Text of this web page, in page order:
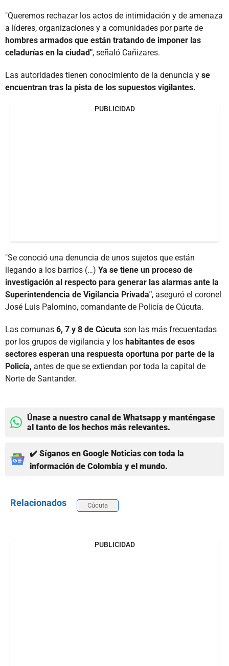
"Queremos rechazar los actos de intimidación y de amenaza
a líderes, organizaciones y a comunidades por parte de
hombres armados que están tratando de imponer las
celadurías en la ciudad", señaló Cañizares.
Las autoridades tienen conocimiento de la denuncia y se
encuentran tras la pista de los supuestos vigilantes.
PUBLICIDAD
"Se conoció una denuncia de unos sujetos que están
llegando a los barrios (…) Ya se tiene un proceso de
investigación al respecto para generar las alarmas ante la
Superintendencia de Vigilancia Privada", aseguró el coronel
José Luis Palomino, comandante de Policía de Cúcuta.
Las comunas 6, 7 y 8 de Cúcuta son las más frecuentadas
por los grupos de vigilancia y los habitantes de esos
sectores esperan una respuesta oportuna por parte de la
Policía, antes de que se extiendan por toda la capital de
Norte de Santander.
Únase a nuestro canal de Whatsapp y manténgase
al tanto de los hechos más relevantes.
✔️ Síganos en Google Noticias con toda la
información de Colombia y el mundo.
Relacionados Cúcuta
PUBLICIDAD